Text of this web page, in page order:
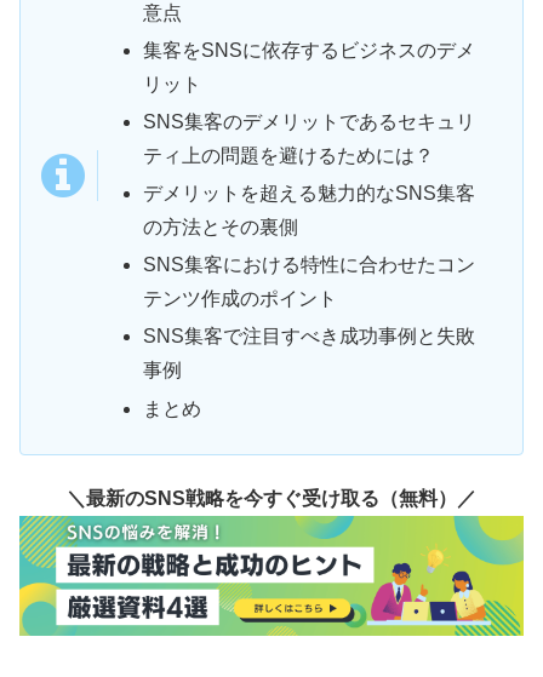
意点
集客をSNSに依存するビジネスのデメ
リット
SNS集客のデメリットであるセキュリ
ティ上の問題を避けるためには？
デメリットを超える魅力的なSNS集客
の方法とその裏側
SNS集客における特性に合わせたコン
テンツ作成のポイント
SNS集客で注目すべき成功事例と失敗
事例
まとめ
＼最新のSNS戦略を今すぐ受け取る（無料）／